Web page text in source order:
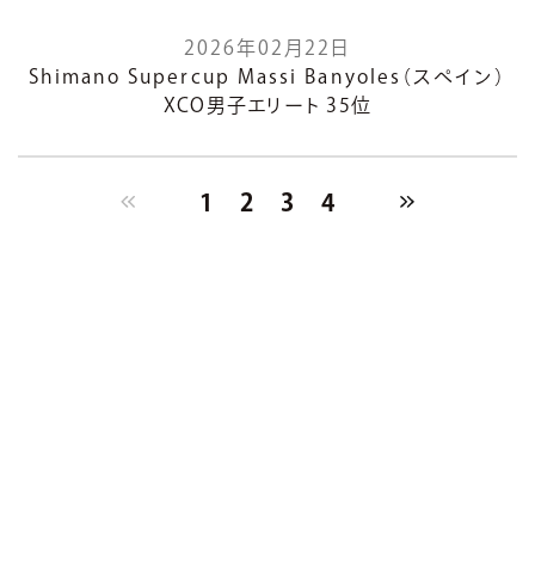
2026年02月22日
Shimano Supercup Massi Banyoles（スペイン）
XCO男子エリート 35位
1 2 3 4